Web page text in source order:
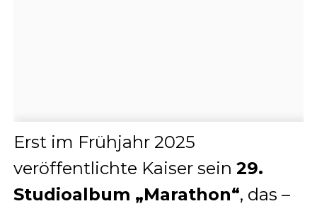
Erst im Frühjahr 2025
veröffentlichte Kaiser sein 29.
Studioalbum „Marathon“, das –